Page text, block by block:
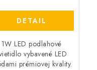
DETAIL
1W LED podlahové
vybavené LED
prémiovej kvality.